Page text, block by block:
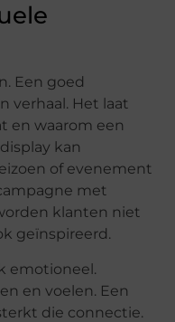
Een goed
verhaal. Het laat
en waarom een
kan
of evenement
met
klanten niet
geïnspireerd.
emotioneel.
en voelen. Een
die connectie.